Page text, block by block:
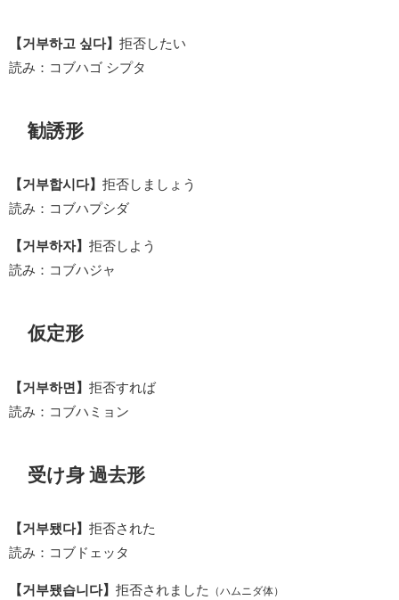
【거부하고 싶다】 拒否したい
読み：コブハゴ シプタ
勧誘形
【거부합시다】 拒否しましょう
読み：コブハプシダ
【거부하자】 拒否しよう
読み：コブハジャ
仮定形
【거부하면】 拒否すれば
読み：コブハミョン
受け身 過去形
【거부됐다】 拒否された
読み：コブドェッタ
【거부됐습니다】 拒否されました （ハムニダ体）